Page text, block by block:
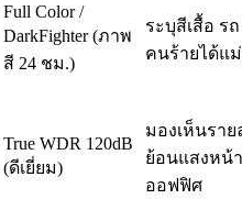
Full Color /
DarkFighter (ภาพ
สี 24 ชม.)
ระบุสีเสื้อ ร
คนร้ายได้แ
True WDR 120dB
(ดีเยี่ยม)
มองเห็นรา
ย้อนแสงหน้
ออฟฟิศ